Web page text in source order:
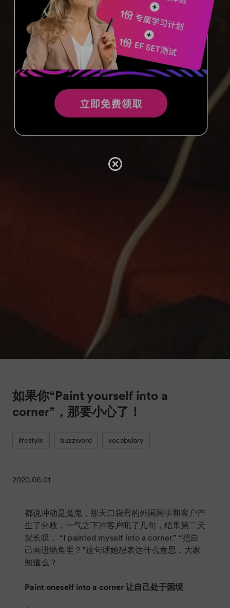
如果你“Paint yourself into a
corner”，那要小心了！
lifestyle buzzword vocabulary
2020.06.01
都说冲动是魔鬼，那天口袋君的外国同事和客户产
生了分歧，一气之下冲客户吼了几句，结果第二天
就长叹， “I painted myself into a corner.” “把自
己画进墙角里？”这句话她想表达什么意思，大家
知道么？
Paint oneself into a corner 让自己处于困境